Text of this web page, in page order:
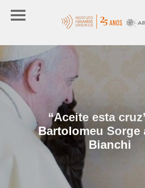
“Aceite esta
Bartolomeu Sorge
Bianchi